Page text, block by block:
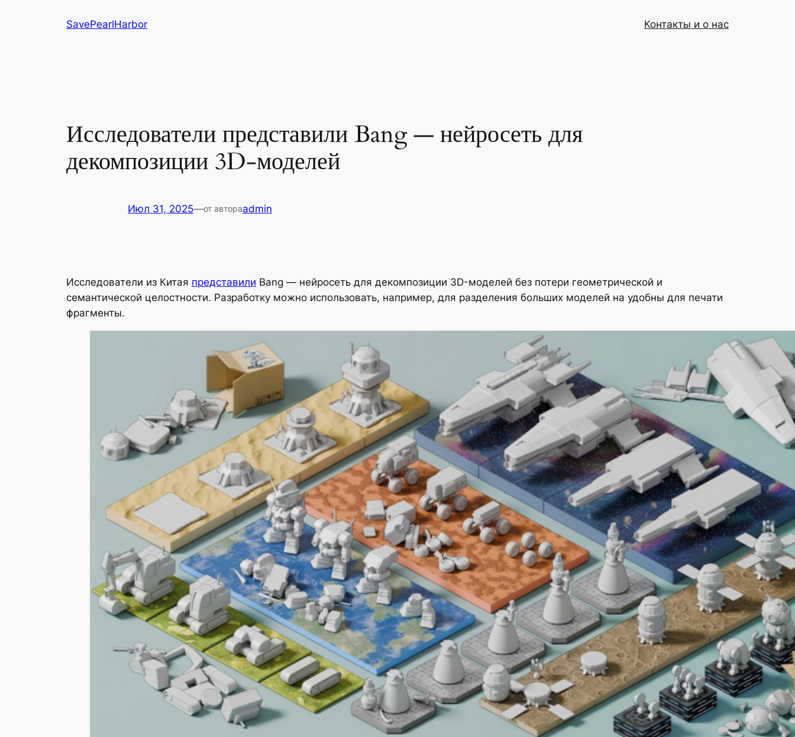
SavePearlHarbor Контакты и о нас
Исследователи представили Bang — нейросеть для
декомпозиции 3D-моделей
Июл 31, 2025—от автораadmin
Исследователи из Китая представили Bang — нейросеть для декомпозиции 3D-моделей без потери геометрической и
семантической целостности. Разработку можно использовать, например, для разделения больших моделей на удобны для печати
фрагменты.